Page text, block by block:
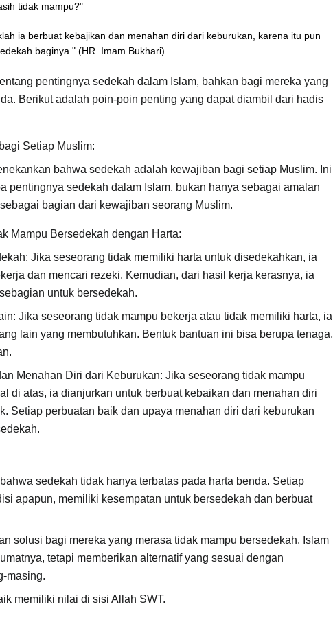
tidak mampu?"
ia berbuat kebajikan dan menahan diri dari keburukan, karena itu pun
baginya." (HR. Imam Bukhari)
pentingnya sedekah dalam Islam, bahkan bagi mereka yang
Berikut adalah poin-poin penting yang dapat diambil dari hadis
Setiap Muslim:
bahwa sedekah adalah kewajiban bagi setiap Muslim. Ini
pentingnya sedekah dalam Islam, bukan hanya sebagai amalan
bagian dari kewajiban seorang Muslim.
Mampu Bersedekah dengan Harta:
Jika seseorang tidak memiliki harta untuk disedekahkan, ia
dan mencari rezeki. Kemudian, dari hasil kerja kerasnya, ia
untuk bersedekah.
Jika seseorang tidak mampu bekerja atau tidak memiliki harta, ia
lain yang membutuhkan. Bentuk bantuan ini bisa berupa tenaga,
Menahan Diri dari Keburukan: Jika seseorang tidak mampu
di atas, ia dianjurkan untuk berbuat kebaikan dan menahan diri
Setiap perbuatan baik dan upaya menahan diri dari keburukan
sedekah tidak hanya terbatas pada harta benda. Setiap
apapun, memiliki kesempatan untuk bersedekah dan berbuat
solusi bagi mereka yang merasa tidak mampu bersedekah. Islam
tetapi memberikan alternatif yang sesuai dengan
masing.
memiliki nilai di sisi Allah SWT.